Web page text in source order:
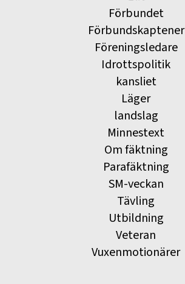
Förbundet
Förbundskaptener
Föreningsledare
Idrottspolitik
kansliet
Läger
landslag
Minnestext
Om fäktning
Parafäktning
SM-veckan
Tävling
Utbildning
Veteran
Vuxenmotionärer